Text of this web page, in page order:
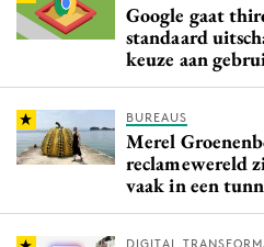
Google gaat
standaard
keuze aan
BUREAUS
Merel
reclamewereld
vaak in een
DIGITAL